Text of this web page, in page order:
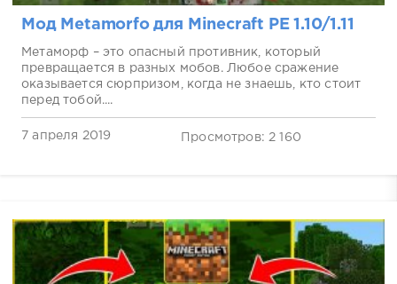
Мод Metamorfo для Minecraft PE 1.10/1.11
Метаморф – это опасный противник, который
превращается в разных мобов. Любое сражение
оказывается сюрпризом, когда не знаешь, кто стоит
перед тобой....
7 апреля 2019 Просмотров: 2 160